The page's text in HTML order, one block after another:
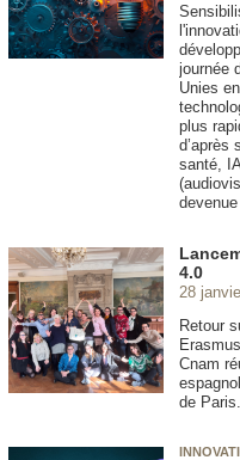
journée
Unies
plus
d’après
santé,
4.0
28
Retour
Cnam
de Paris.